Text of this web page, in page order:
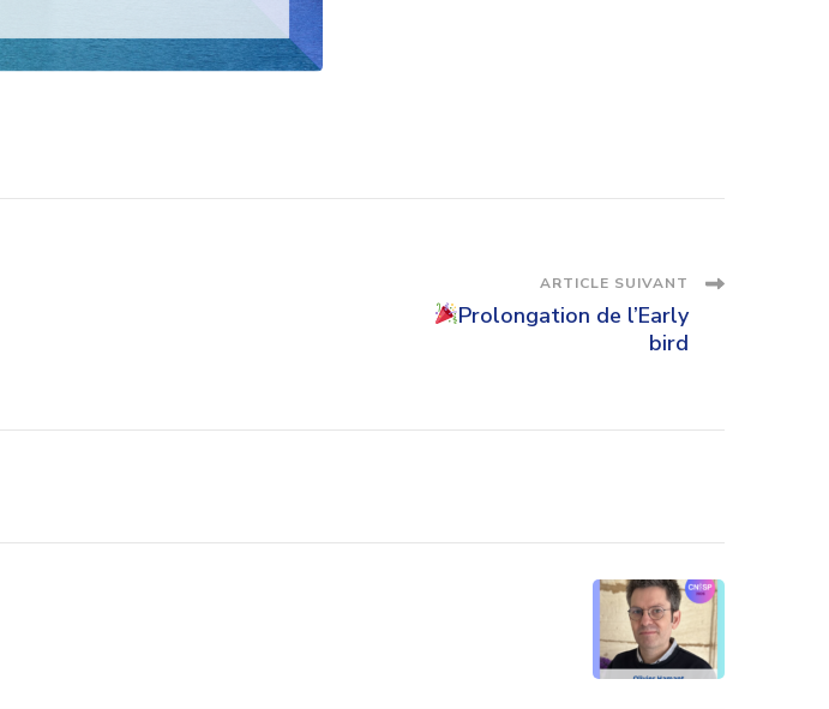
ARTICLE SUIVANT
Prolongation de l’Early
bird